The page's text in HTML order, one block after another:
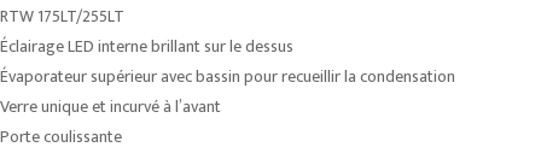
RTW 175LT/255LT
Éclairage LED interne brillant sur le dessus
Évaporateur supérieur avec bassin pour recueillir la condensation
Verre unique et incurvé à l’avant
Porte coulissante